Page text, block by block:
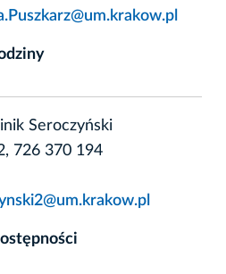
Seroczyński
726 370 194